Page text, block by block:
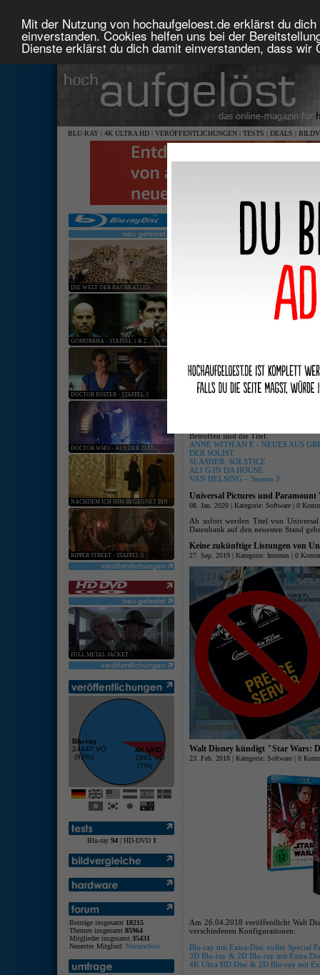
Mit der Nutzung von hochaufgeloest.de erklärst du
einverstanden. Cookies helfen uns bei der
Dienste erklärst du dich damit einverstanden, dass
BLU-RAY | 4K ULTRA HD | VERÖFFENTLICHUNGEN | TESTS | DEALS |
DIE WELT DER RAUBKATZEN
GOMORRHA - STAFFEL 1 & 2...
DOCTOR FOSTER - STAFFEL 2
DOCTOR WHO - AUS DER ZEIT...
NACHDEM ICH IHM BEGEGNET BIN
RIPPER STREET - STAFFEL 5
FULL METAL JACKET
Blu-ray
24447 VÖ
(93%)
4K UHD
1801 VÖ
(7%)
Blu-ray 94| HD-DVD 1
Beiträge insgesamt 18215
Themen insgesamt 85964
Mitglieder insgesamt 35431
Neuestes Mitglied: Navarasbow
keine
Starttermin-Verschiebung für
19. Mär. 2020 | Kategorie:Software| 0
Betroffen sind die Titel:
ANNE WITH AN E - NEUES AUS
DER SOLIST
SLASHER: SOLSTICE
ALI G IN DA HOUSE
VAN HELSING – Season 3
Universal Pictures und Paramount
08. Jan. 2020 | Kategorie: Software | 0
Ab sofort werden Titel von
Datenbank auf den neuesten Stand
Keine zukünftige Listungen von
27. Sep. 2019 | Kategorie: Internes | 0
Walt Disney kündigt "Star Wars:
23. Feb. 2018 | Kategorie: Software | 0
Am 26.04.2018 veröffentlicht Walt
verschiedenen Konfigurationen:
Blu-ray mit Extra-Disc voller Special
3D Blu-ray & 2D Blu-ray mit Extra
4K Ultra HD Disc & 2D Blu-ray mit